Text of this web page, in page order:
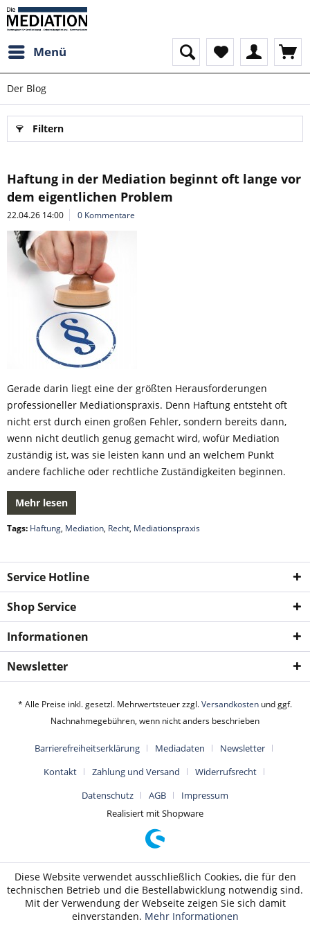
Menü
Der Blog
Filtern
Haftung in der Mediation beginnt oft lange vor
dem eigentlichen Problem
22.04.26 14:00 0 Kommentare
Gerade darin liegt eine der größten Herausforderungen
professioneller Mediationspraxis. Denn Haftung entsteht oft
nicht erst durch einen großen Fehler, sondern bereits dann,
wenn nicht deutlich genug gemacht wird, wofür Mediation
zuständig ist, was sie leisten kann und an welchem Punkt
andere fachliche oder rechtliche Zuständigkeiten beginnen.
Mehr lesen
Tags: Haftung, Mediation, Recht, Mediationspraxis
Service Hotline
Shop Service
Informationen
Newsletter
* Alle Preise inkl. gesetzl. Mehrwertsteuer zzgl.Versandkosten und ggf.
Nachnahmegebühren, wenn nicht anders beschrieben
Barrierefreiheitserklärung Mediadaten
Newsletter
Kontakt
Zahlung und Versand
Widerrufsrecht
Datenschutz
AGB
Impressum
Realisiert mit Shopware
Diese Website verwendet ausschließlich Cookies, die für den
technischen Betrieb und die Bestellabwicklung notwendig sind.
Mit der Verwendung der Webseite zeigen Sie sich damit
einverstanden. Mehr Informationen